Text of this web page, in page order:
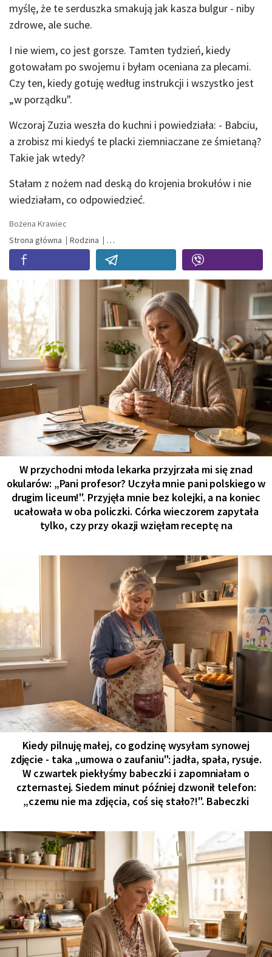
myślę, że te serduszka smakują jak kasza bulgur - niby
zdrowe, ale suche.
I nie wiem, co jest gorsze. Tamten tydzień, kiedy
gotowałam po swojemu i byłam oceniana za plecami.
Czy ten, kiedy gotuję według instrukcji i wszystko jest
„w porządku".
Wczoraj Zuzia weszła do kuchni i powiedziała: - Babciu,
a zrobisz mi kiedyś te placki ziemniaczane ze śmietaną?
Takie jak wtedy?
Stałam z nożem nad deską do krojenia brokułów i nie
wiedziałam, co odpowiedzieć.
Bożena Krawiec
Strona główna
Rodzina
W przychodni młoda lekarka przyjrzała mi się znad
okularów: „Pani profesor? Uczyła mnie pani polskiego w
drugim liceum!". Przyjęła mnie bez kolejki, a na koniec
ucałowała w oba policzki. Córka wieczorem zapytała
tylko, czy przy okazji wzięłam receptę na
Kiedy pilnuję małej, co godzinę wysyłam synowej
zdjęcie - taka „umowa o zaufaniu": jadła, spała, rysuje.
W czwartek piekłyśmy babeczki i zapomniałam o
czternastej. Siedem minut później dzwonił telefon:
„czemu nie ma zdjęcia, coś się stało?!". Babeczki